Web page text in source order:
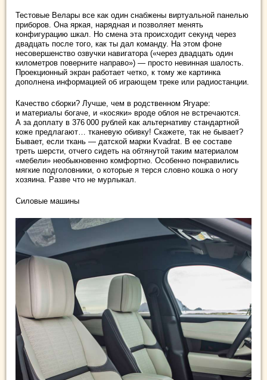
Тестовые Велары все как один снабжены виртуальной панелью
приборов. Она яркая, нарядная и позволяет менять
конфигурацию шкал. Но смена эта происходит секунд через
двадцать после того, как ты дал команду. На этом фоне
несовершенство озвучки навигатора («через двадцать один
километров поверните направо») — просто невинная шалость.
Проекционный экран работает четко, к тому же картинка
дополнена информацией об играющем треке или радиостанции.
Качество сборки? Лучше, чем в родственном Ягуаре:
и материалы богаче, и «косяки» вроде облоя не встречаются.
А за доплату в 376 000 рублей как альтернативу стандартной
коже предлагают… тканевую обивку! Скажете, так не бывает?
Бывает, если ткань — датской марки Kvadrat. В ее составе
треть шерсти, отчего сидеть на обтянутой таким материалом
«мебели» необыкновенно комфортно. Особенно понравились
мягкие подголовники, о которые я терся словно кошка о ногу
хозяина. Разве что не мурлыкал.
Силовые машины